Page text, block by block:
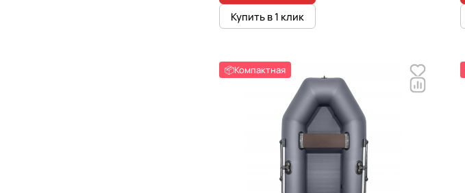
Купить в 1 клик
📦Компактная